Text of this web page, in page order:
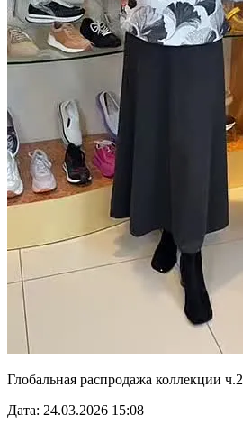
Глобальная распродажа коллекции ч.2
Дата: 24.03.2026 15:08